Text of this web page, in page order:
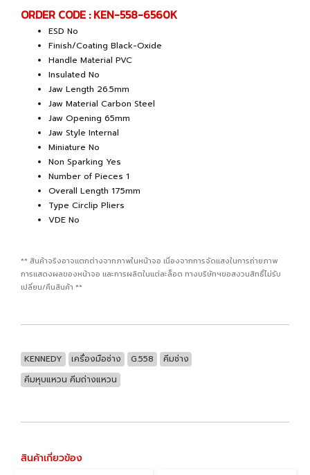
ORDER CODE : KEN-558-6560K
ESD No
Finish/Coating Black-Oxide
Handle Material PVC
Insulated No
Jaw Length 26.5mm
Jaw Material Carbon Steel
Jaw Opening 65mm
Jaw Style Internal
Miniature No
Non Sparking Yes
Number of Pieces 1
Overall Length 175mm
Type Circlip Pliers
VDE No
** สินค้าจริงอาจแตกต่างจากภาพในหน้าจอ เนื่องจากการจัดแสงในการถ่ายภาพ
การแสดงผลของหน้าจอ และการผลิตในแต่ละล็อต ทางบริษัทฯขอสงวนสิทธิ์ไม่รับ
เปลี่ยน/คืนสินค้า **
KENNEDY เครื่องมือช่าง G.558
คีมช่าง
คีมหุบแหวน คีมถ่างแหวน
สินค้าเกี่ยวข้อง